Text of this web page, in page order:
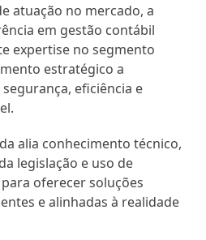
atuação no mercado, a
em gestão contábil
expertise no segmento
estratégico a
eficiência e
alia conhecimento técnico,
legislação e uso de
oferecer soluções
e alinhadas à realidade